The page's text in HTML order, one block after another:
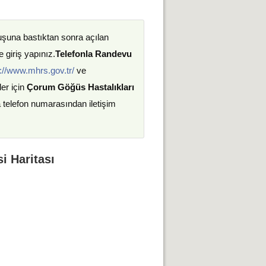
bastıktan sonra açılan
yapınız.Telefonla Randevu
www.mhrs.gov.tr/ve
için Çorum Göğüs Hastalıkları
numarasından iletişim
Haritası